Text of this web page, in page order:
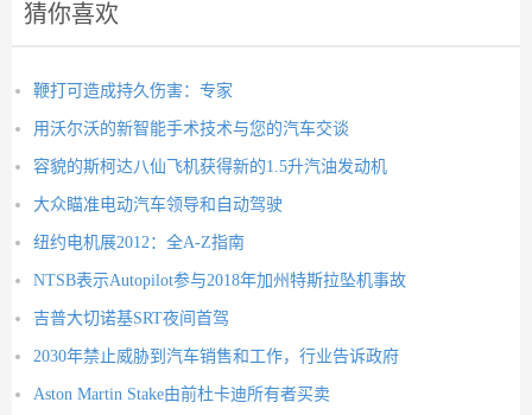
猜你喜欢
鞭打可造成持久伤害：专家
用沃尔沃的新智能手术技术与您的汽车交谈
容貌的斯柯达八仙飞机获得新的1.5升汽油发动机
大众瞄准电动汽车领导和自动驾驶
纽约电机展2012：全A-Z指南
NTSB表示Autopilot参与2018年加州特斯拉坠机事故
吉普大切诺基SRT夜间首驾
2030年禁止威胁到汽车销售和工作，行业告诉政府
Aston Martin Stake由前杜卡迪所有者买卖